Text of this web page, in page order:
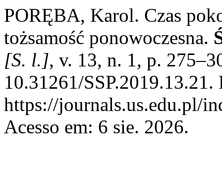
PORĘBA, Karol. Czas
tożsamość ponowoczesna.
[S. l.], v. 13, n. 1, p.
10.31261/
https://journals.us.edu.pl/
Acesso em: 6 sie. 2026.